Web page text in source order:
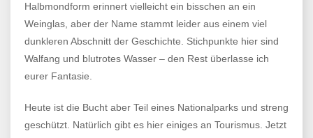
Halbmondform erinnert vielleicht ein bisschen an ein
Weinglas, aber der Name stammt leider aus einem viel
dunkleren Abschnitt der Geschichte. Stichpunkte hier sind
Walfang und blutrotes Wasser – den Rest überlasse ich
eurer Fantasie.
Heute ist die Bucht aber Teil eines Nationalparks und streng
geschützt. Natürlich gibt es hier einiges an Tourismus. Jetzt